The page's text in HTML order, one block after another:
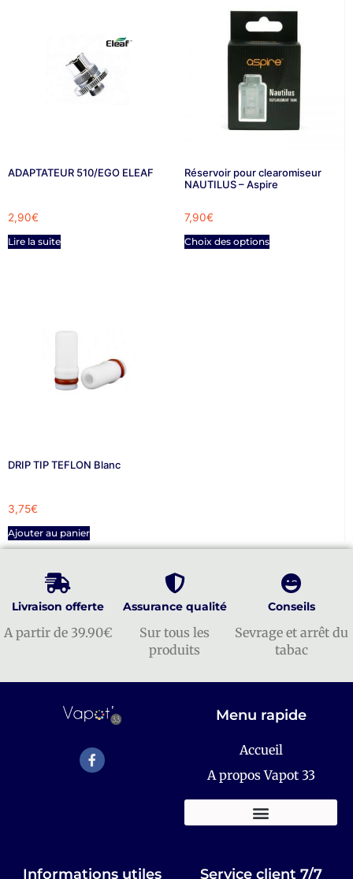
ADAPTATEUR 510/EGO ELEAF
2,90€
Lire la suite
Réservoir pour clearomiseur
NAUTILUS – Aspire
7,90€
Choix des options
DRIP TIP TEFLON Blanc
3,75€
Ajouter au panier
Livraison offerte
A partir de 39.90€
Assurance qualité
Sur tous les
produits
Conseils
Sevrage et arrêt du
tabac
Menu rapide
Accueil
A propos Vapot 33
Informations utiles Service client 7/7